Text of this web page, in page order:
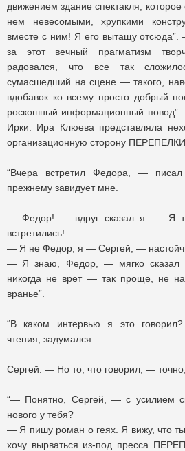
движением здание спектакля, которое
нем невесомыми, хрупкими
вместе с ним! Я его вытащу отсюда”.
за этот вечный прагматизм
радовался, что все так
сумасшедший на сцене — такого,
вдобавок ко всему просто добрый
роскошный информационный
Ирки. Ира Клюева представляла
организационную сторону ПЕРЕПЕЛКИ.
“Вчера встретил Федора, —
прежнему завидует мне.
— Федор! — вдруг сказал я. — Я
встретились!
— Я не Федор, я — Сергей, —
— Я знаю, Федор, — мягко
никогда не врет — так проще, не
вранье”.
“В каком интервью я это
чтения, задумался
Сергей. — Но то, что говорил, — точно,
“— Понятно, Сергей, — с усилием
нового у тебя?
— Я пишу роман о геях. Я вижу, что
хочу вырваться из-под пресса